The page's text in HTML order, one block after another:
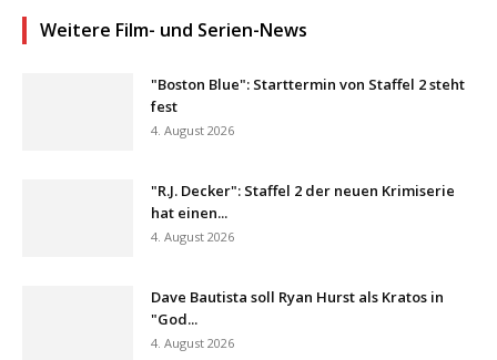
Weitere Film- und Serien-News
"Boston Blue": Starttermin von Staffel 2 steht
fest
4. August 2026
"R.J. Decker": Staffel 2 der neuen Krimiserie
hat einen...
4. August 2026
Dave Bautista soll Ryan Hurst als Kratos in
"God...
4. August 2026